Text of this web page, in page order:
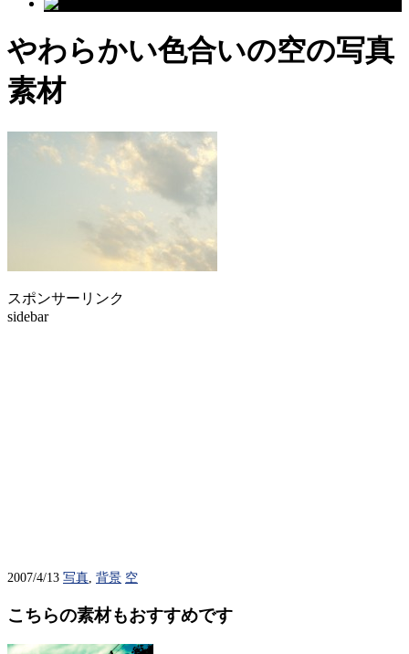
やわらかい色合いの空の写真
素材
スポンサーリンク
sidebar
2007/4/13 写真 背景 空
こちらの素材もおすすめです